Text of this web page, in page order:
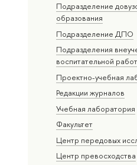
Подразделение
образования
Подразделение ДПО
Подразделения
воспитательной
Проектно-учебная
Редакции журналов
Учебная лаборатория
Факультет
Центр передовых
Центр превосходства